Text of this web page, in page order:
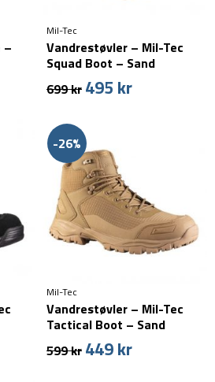
–
Mil-Tec
Vandrestøvler – Mil-Tec
Squad Boot – Sand
699kr Den
var:
699 kr.
495 krDen
-26%
Mil-Tec
Vandrestøvler – Mil-Tec
Tactical Boot – Sand
599kr Den
449krDen